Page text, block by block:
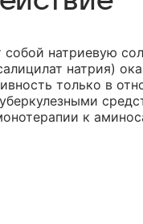
собой натриевую
натрия)
только в
к